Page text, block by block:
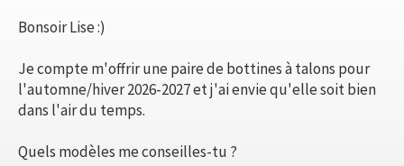
Bonsoir Lise :)
Je compte m'offrir une paire de bottines à talons pour
l'automne/hiver 2026-2027 et j'ai envie qu'elle soit bien
dans l'air du temps.
Quels modèles me conseilles-tu ?